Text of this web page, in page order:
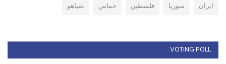
ايران
سوريا فلسطين حماس نتنياهو
VOTING POLL